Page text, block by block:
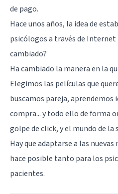
de pago.
Hace unos años, la idea de
psicólogos a través de Internet
cambiado?
Ha cambiado la manera en la
Elegimos las películas que
buscamos pareja, aprendemos
compra... y todo ello de forma
golpe de click, y el mundo de la
Hay que adaptarse a las
hace posible tanto para los
pacientes.